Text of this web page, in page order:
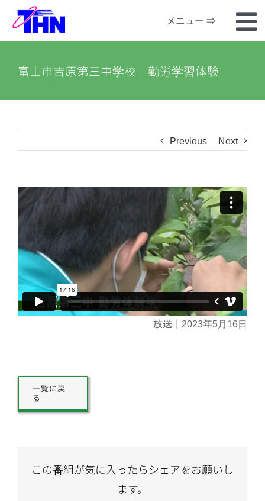
Skip
content
メニュー ⇒
河川カメラ
富士市吉原第三中学校 勤労学習体験
Previous Next
放送｜2023年5月16日
一覧に戻
る
この番組が気に入ったらシェアをお願いし
ます。